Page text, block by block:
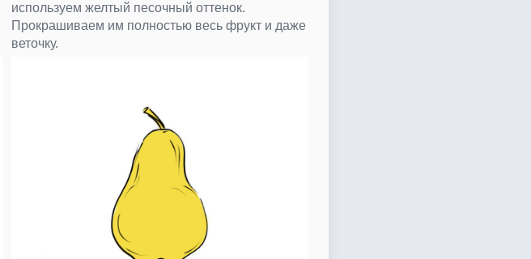
используем желтый песочный оттенок.
Прокрашиваем им полностью весь фрукт и даже
веточку.